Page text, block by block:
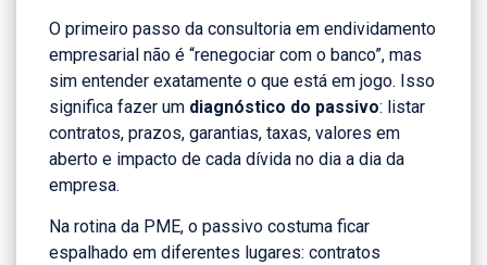
O primeiro passo da consultoria em endividamento
empresarial não é “renegociar com o banco”, mas
sim entender exatamente o que está em jogo. Isso
significa fazer um diagnóstico do passivo: listar
contratos, prazos, garantias, taxas, valores em
aberto e impacto de cada dívida no dia a dia da
empresa.
Na rotina da PME, o passivo costuma ficar
espalhado em diferentes lugares: contratos